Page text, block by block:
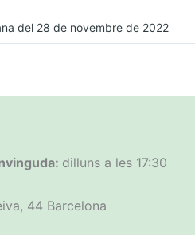
del 28 de novembre de 2022
dilluns a les 17:30
44 Barcelona